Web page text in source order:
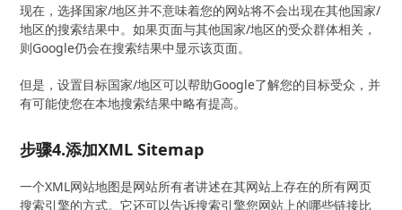
现在，选择国家/地区并不意味着您的网站将不会出现在其他国家/
地区的搜索结果中。如果页面与其他国家/地区的受众群体相关，
则Google仍会在搜索结果中显示该页面。
但是，设置目标国家/地区可以帮助Google了解您的目标受众，并
有可能使您在本地搜索结果中略有提高。
步骤4.添加XML Sitemap
一个XML网站地图是网站所有者讲述在其网站上存在的所有网页
搜索引擎的方式。它还可以告诉搜索引擎您网站上的哪些链接比